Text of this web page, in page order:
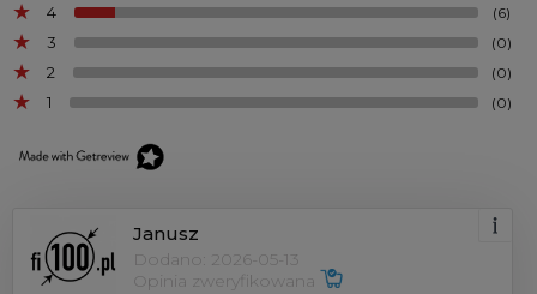
4 (6)
3 (0)
2 (0)
1 (0)
Janusz
Dodano: 2026-05-13
Opinia zweryfikowana